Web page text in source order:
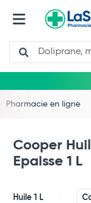
Search
Pharmacie en ligne
Cooper
Epaisse 1 L
Huile 1 L